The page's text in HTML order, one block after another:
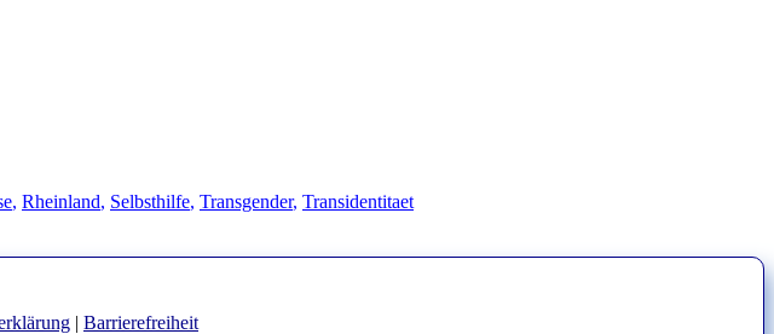
, Rheinland, Selbsthilfe, Transgender, Transidentitaet
| Barrierefreiheit